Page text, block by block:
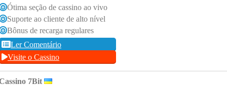
Ótima seção de cassino ao vivo
Suporte ao cliente de alto nível
Bônus de recarga regulares
Ler Comentário
Visite o Cassino
7Bit